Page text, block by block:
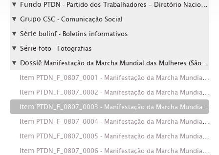
Fundo PTDN - Partido dos Trabalhadores – Diretório Nacional
Grupo CSC - Comunicação Social
Série bolinf - Boletins informativos
Série foto - Fotografias
Dossiê Manifestação da Marcha Mundial das Mulheres (São Paulo-SP, 8 mar. 2003).
Item PTDN_F_0807_0001 - Manifestação da Marcha Mundial das Mulheres (São Paulo-SP, 8 mar. 2003). / Crédito: César Ogata
Item PTDN_F_0807_0002 - Manifestação da Marcha Mundial das Mulheres (São Paulo-SP, 8 mar. 2003). / Crédito: César Ogata
Item PTDN_F_0807_0003 - Manifestação da Marcha Mundial das Mulheres (São Paulo-SP, 8 mar. 2003). / Crédito: César Ogata
Item PTDN_F_0807_0004 - Manifestação da Marcha Mundial das Mulheres (São Paulo-SP, 8 mar. 2003). / Crédito: César Ogata
Item PTDN_F_0807_0005 - Manifestação da Marcha Mundial das Mulheres (São Paulo-SP, 8 mar. 2003). / Crédito: César Ogata
Item PTDN_F_0807_0006 - Manifestação da Marcha Mundial das Mulheres (São Paulo-SP, 8 mar. 2003). / Crédito: César Ogata